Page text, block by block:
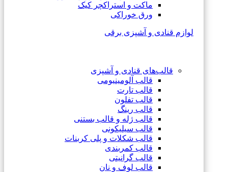
ماکت و استراکچر کیک
ورق خوراکی
لوازم قنادی و آشپزی برقی
قالب‌های قنادی و آشپزی
قالب آلومینیومی
قالب تارت
قالب تفلون
قالب رینگ
قالب ژله و قالب بستنی
قالب سیلیکونی
قالب شکلات و پلی کربنات
قالب کمربندی
قالب گرانیتی
قالب لوف و نان